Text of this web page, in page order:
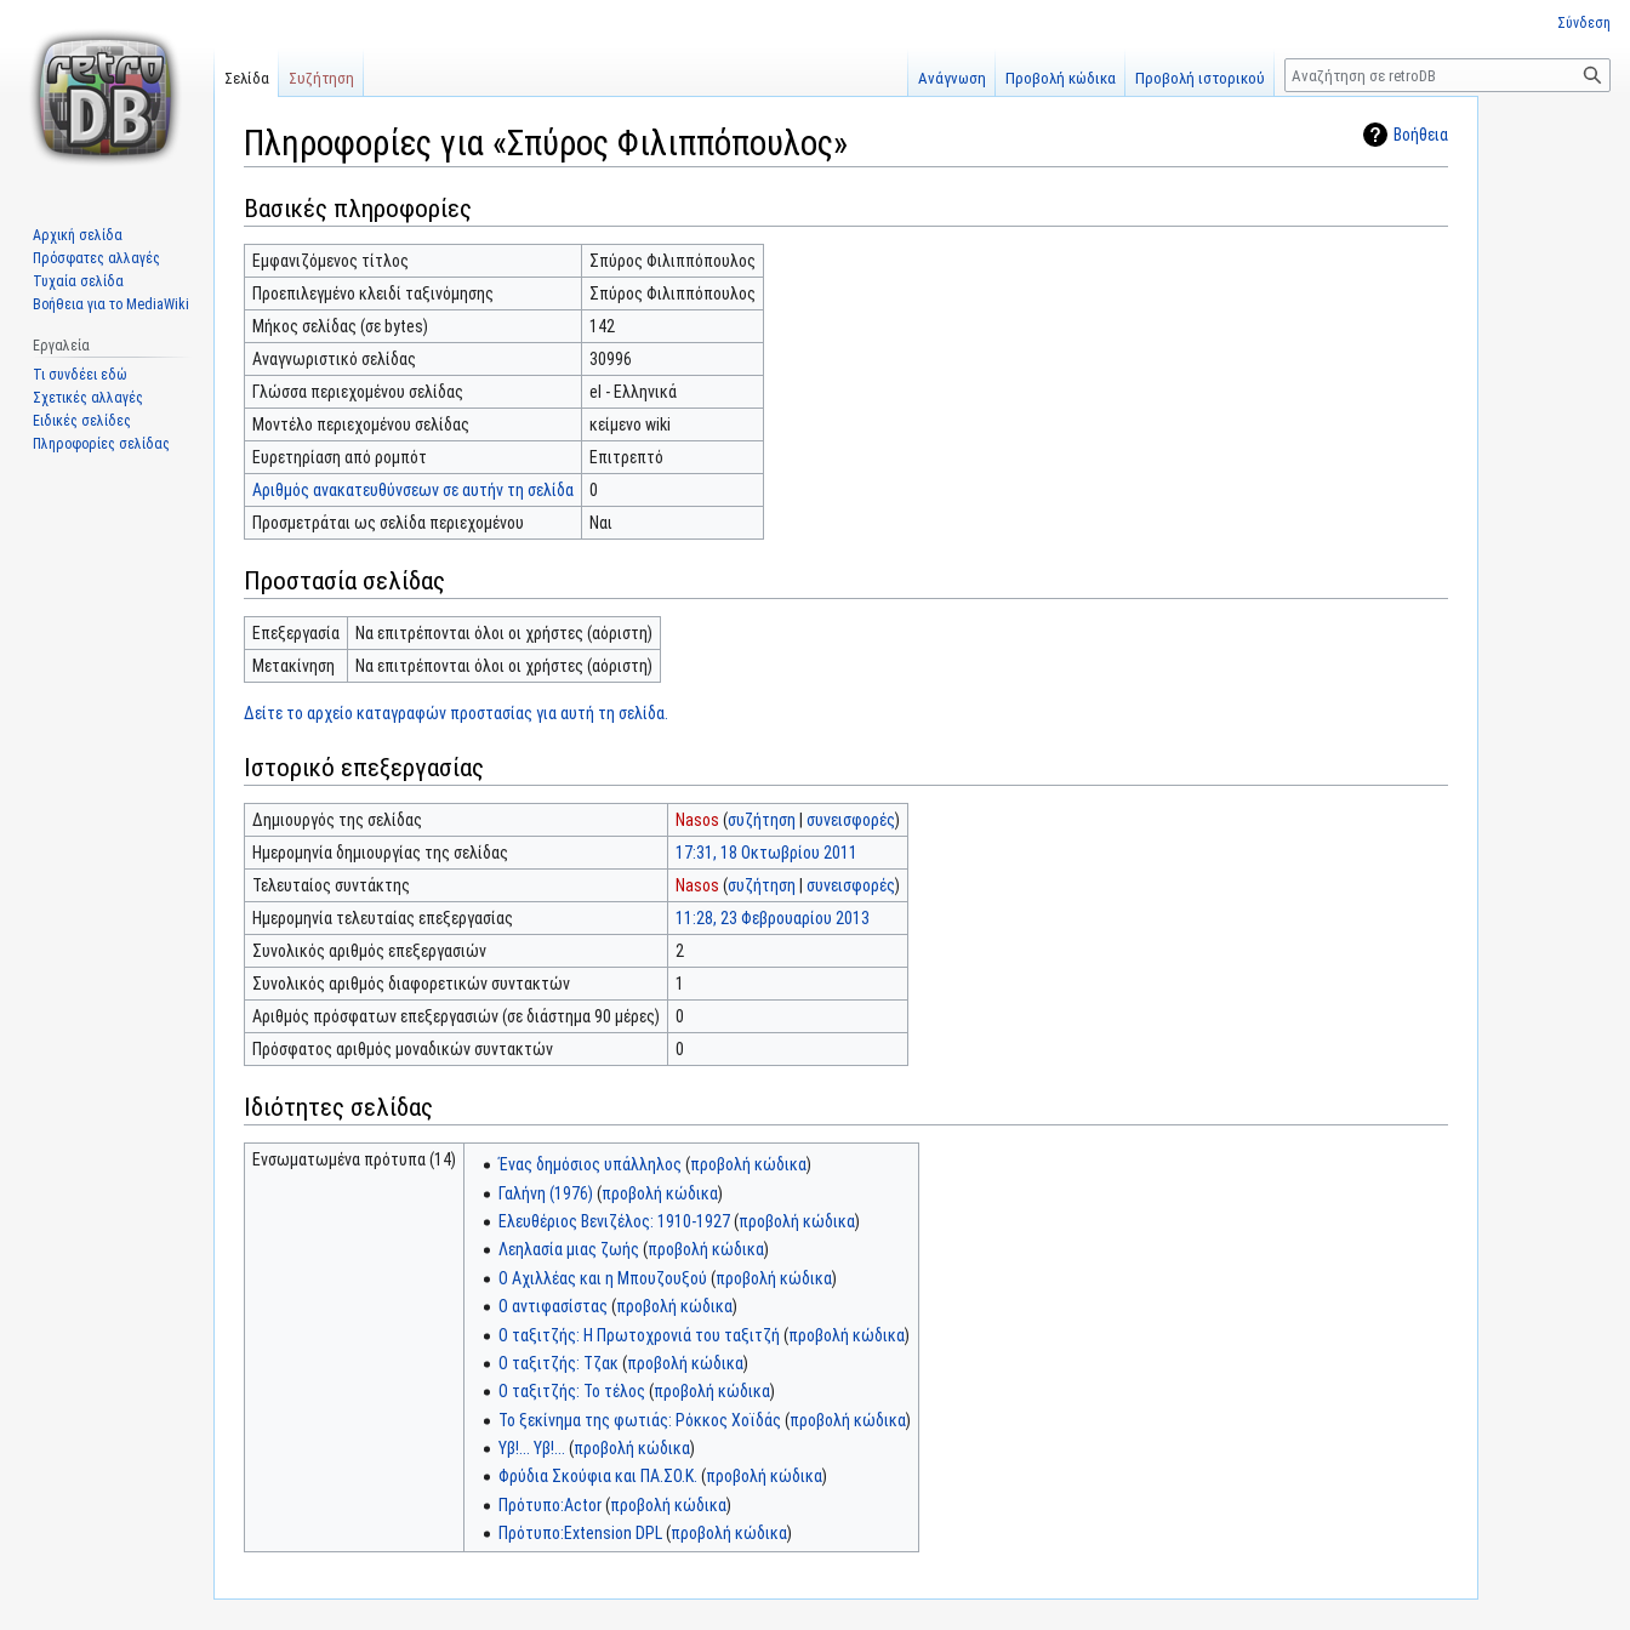
Βοήθεια
Πληροφορίες για «Σπύρος Φιλιππόπουλος»
Μετάβαση
στην
πλοήγηση
Πήδηση
στην
αναζήτηση
Βασικές πληροφορίες
Εμφανιζόμενος τίτλος
Σπύρος Φιλιππόπουλος
Προεπιλεγμένο κλειδί ταξινόμησης
Σπύρος Φιλιππόπουλος
Μήκος σελίδας (σε bytes)
142
Αναγνωριστικό σελίδας
30996
Γλώσσα περιεχομένου σελίδας
el - Ελληνικά
Μοντέλο περιεχομένου σελίδας
κείμενο wiki
Ευρετηρίαση από ρομπότ
Επιτρεπτό
Αριθμός ανακατευθύνσεων σε αυτήν τη σελίδα
0
Προσμετράται ως σελίδα περιεχομένου
Ναι
Προστασία σελίδας
Επεξεργασία
Να επιτρέπονται όλοι οι χρήστες (αόριστη)
Μετακίνηση
Να επιτρέπονται όλοι οι χρήστες (αόριστη)
Δείτε το αρχείο καταγραφών προστασίας για αυτή τη σελίδα.
Ιστορικό επεξεργασίας
Δημιουργός της σελίδας Nasos (συζήτηση συνεισφορές)
Ημερομηνία δημιουργίας της σελίδας
17:31, 18 Οκτωβρίου 2011
Τελευταίος συντάκτης
Nasos (συζήτηση συνεισφορές)
Ημερομηνία τελευταίας επεξεργασίας
11:28, 23 Φεβρουαρίου 2013
Συνολικός αριθμός επεξεργασιών
2
Συνολικός αριθμός διαφορετικών συντακτών
1
Αριθμός πρόσφατων επεξεργασιών (σε διάστημα 90 μέρες)
0
Πρόσφατος αριθμός μοναδικών συντακτών
0
Ιδιότητες σελίδας
Ενσωματωμένα πρότυπα (14) Ένας δημόσιος υπάλληλος (προβολή κώδικα)
Γαλήνη (1976) (προβολή κώδικα)
Ελευθέριος Βενιζέλος: 1910-1927(προβολή κώδικα)
Λεηλασία μιας ζωής (προβολή κώδικα)
Ο Αχιλλέας και η Μπουζουξού (προβολή κώδικα)
Ο αντιφασίστας (προβολή κώδικα)
Ο ταξιτζής: Η Πρωτοχρονιά του ταξιτζή (προβολή κώδικα)
Ο ταξιτζής: Τζακ (προβολή κώδικα)
Ο ταξιτζής: Το τέλος (προβολή κώδικα)
Το ξεκίνημα της φωτιάς: Ρόκκος Χοϊδάς (προβολή κώδικα)
Υβ!... Υβ!...
(προβολή κώδικα)
Φρύδια Σκούφια και ΠΑ.ΣΟ.Κ. (προβολή κώδικα)
Πρότυπο:Actor(προβολή κώδικα)
Πρότυπο:Extension DPL(προβολή κώδικα)
Σύνδεση
Σελίδα Συζήτηση Ανάγνωση Προβολή κώδικα Προβολή ιστορικού
Αναζήτηση
Αρχική σελίδα
Πρόσφατες αλλαγές
Τυχαία σελίδα
Βοήθεια για το MediaWiki
Εργαλεία
Τι συνδέει εδώ
Σχετικές αλλαγές
Ειδικές σελίδες
Πληροφορίες σελίδας